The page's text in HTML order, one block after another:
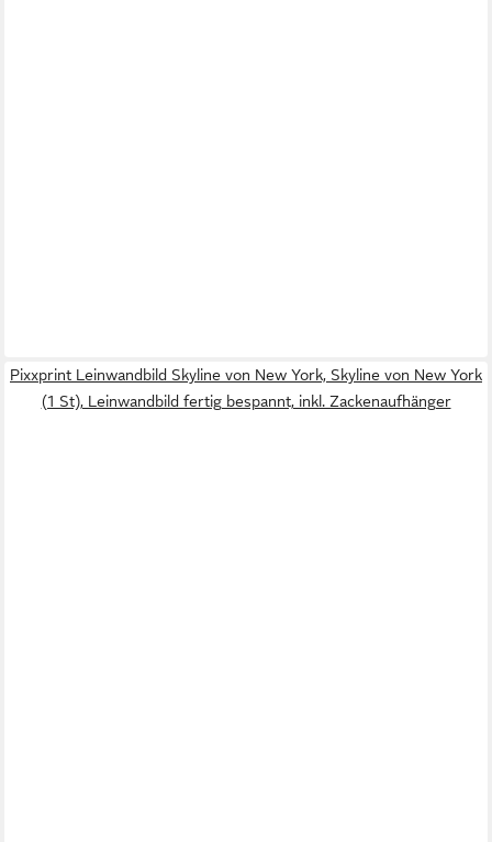
Pixxprint Leinwandbild Skyline von New York, Skyline von New York
(1 St), Leinwandbild fertig bespannt, inkl. Zackenaufhänger